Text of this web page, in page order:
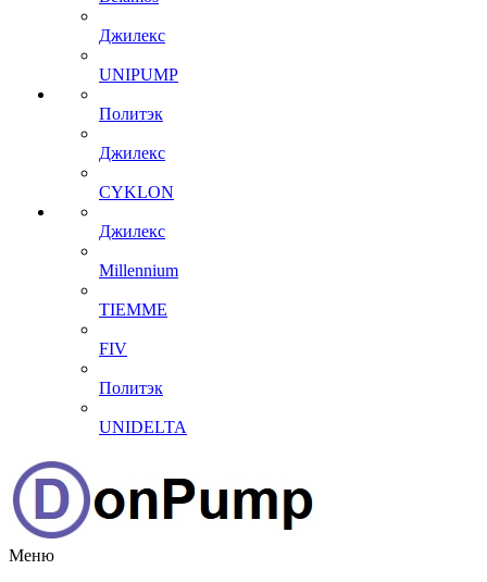
Джилекс
UNIPUMP
Политэк
Джилекс
CYKLON
Джилекс
Millennium
TIEMME
FIV
Политэк
UNIDELTA
Меню